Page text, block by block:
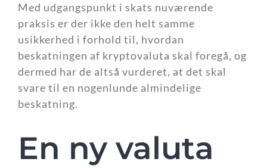
Med udgangspunkt i skats nuværende
praksis er der ikke den helt samme
usikkerhed i forhold til, hvordan
beskatningen af kryptovaluta skal foregå, og
dermed har de altså vurderet, at det skal
svare til en nogenlunde almindelige
beskatning.
En ny valuta